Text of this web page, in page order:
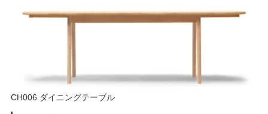
CH006 ダイニングテーブル